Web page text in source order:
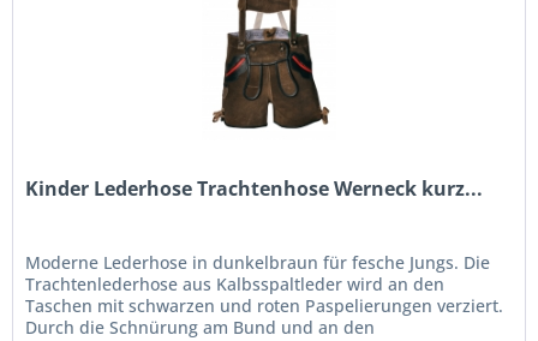
Kinder Lederhose Trachtenhose Werneck kurz...
Moderne Lederhose in dunkelbraun für fesche Jungs. Die
Trachtenlederhose aus Kalbsspaltleder wird an den
Taschen mit schwarzen und roten Paspelierungen verziert.
Durch die Schnürung am Bund und an den